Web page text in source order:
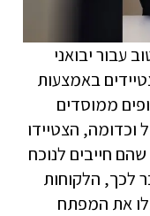
עבור יבואני
באמצעות
ממוסדים
וכדומה, הצטיידו
חייבים לנוכח
לכך, הלקוחות
את המפתח